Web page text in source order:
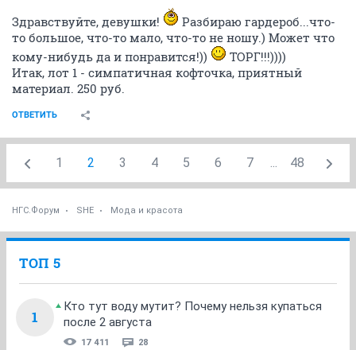
Здравствуйте, девушки!
Разбираю гардероб...что-
то большое, что-то мало, что-то не ношу.) Может что
кому-нибудь да и понравится!))
ТОРГ!!!))))
Итак, лот 1 - симпатичная кофточка, приятный
материал. 250 руб.
ОТВЕТИТЬ
1 2 3 4 5 6 7 ... 48
НГС.Форум SHE Мода и красота
ТОП 5
1
Кто тут воду мутит? Почему нельзя купаться
после 2 августа
17 411 28